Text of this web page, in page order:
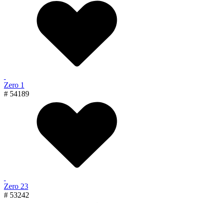
Zero 1
# 54189
Zero 23
# 53242